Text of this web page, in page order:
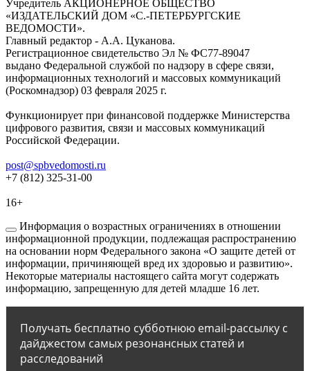
Учредитель АКЦИОНЕРНОЕ ОБЩЕСТВО
«ИЗДАТЕЛЬСКИЙ ДОМ «С.-ПЕТЕРБУРГСКИЕ
ВЕДОМОСТИ».
Главный редактор - А.А. Цуканова.
Регистрационное свидетельство Эл № ФС77-89047
выдано Федеральной службой по надзору в сфере связи,
информационных технологий и массовых коммуникаций
(Роскомнадзор) 03 февраля 2025 г.
Функционирует при финансовой поддержке Министерства
цифрового развития, связи и массовых коммуникаций
Российской Федерации.
post@spbvedomosti.ru
+7 (812) 325-31-00
16+
Информация о возрастных ограничениях в отношении
информационной продукции, подлежащая распространению
на основании норм Федерального закона «О защите детей от
информации, причиняющей вред их здоровью и развитию».
Некоторые материалы настоящего сайта могут содержать
информацию, запрещенную для детей младше 16 лет.
Получать бесплатно субботнюю email-рассылку с
дайджестом самых резонансных статей и
расследований